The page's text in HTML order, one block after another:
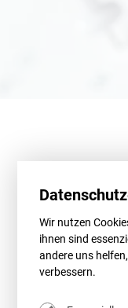
zum
Die „isolierte
das kommunalen
Flächen für die
„isolierte“ Ausweisung
Wir nutzen
ihnen sind
andere uns
verbessern.